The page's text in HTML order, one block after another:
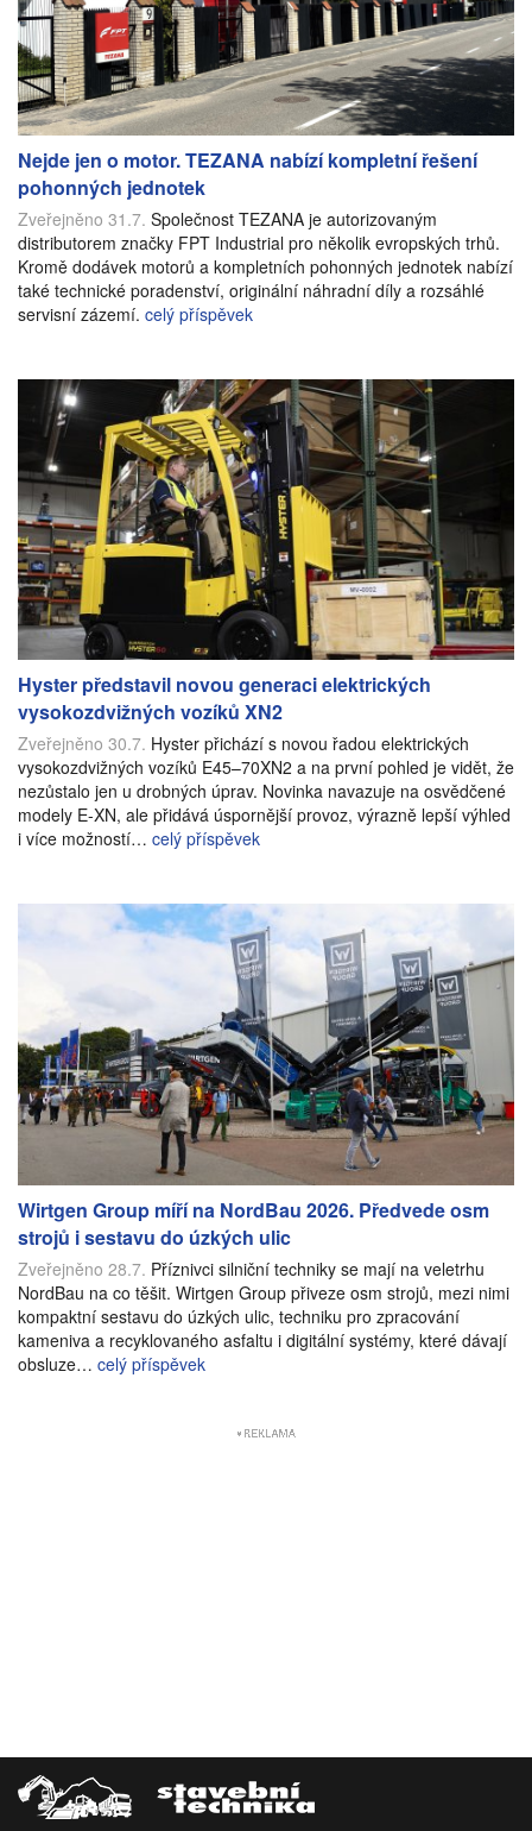
Nejde jen o motor. TEZANA nabízí kompletní řešení
pohonných jednotek
Zveřejněno 31.7. Společnost TEZANA je autorizovaným
distributorem značky FPT Industrial pro několik evropských trhů.
Kromě dodávek motorů a kompletních pohonných jednotek nabízí
také technické poradenství, originální náhradní díly a rozsáhlé
servisní zázemí. celý příspěvek
Hyster představil novou generaci elektrických
vysokozdvižných vozíků XN2
Zveřejněno 30.7. Hyster přichází s novou řadou elektrických
vysokozdvižných vozíků E45–70XN2 a na první pohled je vidět, že
nezůstalo jen u drobných úprav. Novinka navazuje na osvědčené
modely E-XN, ale přidává úspornější provoz, výrazně lepší výhled
i více možností… celý příspěvek
Wirtgen Group míří na NordBau 2026. Předvede osm
strojů i sestavu do úzkých ulic
Zveřejněno 28.7. Příznivci silniční techniky se mají na veletrhu
NordBau na co těšit. Wirtgen Group přiveze osm strojů, mezi nimi
kompaktní sestavu do úzkých ulic, techniku pro zpracování
kameniva a recyklovaného asfaltu i digitální systémy, které dávají
obsluze… celý příspěvek